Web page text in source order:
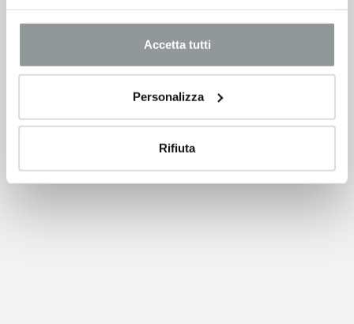
Accetta tutti
Personalizza
Rifiuta